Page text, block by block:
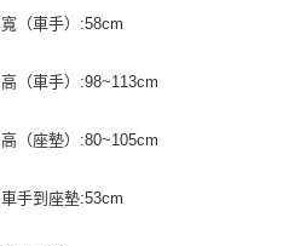
寬（車手）:58cm
高（車手）:98~113cm
高（座墊）:80~105cm
車手到座墊:53cm